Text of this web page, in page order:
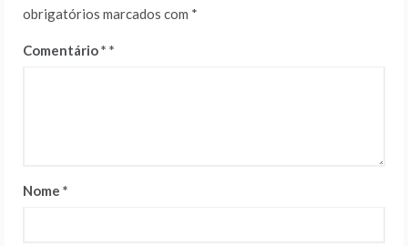
obrigatórios marcados com *
Comentário*
Nome *